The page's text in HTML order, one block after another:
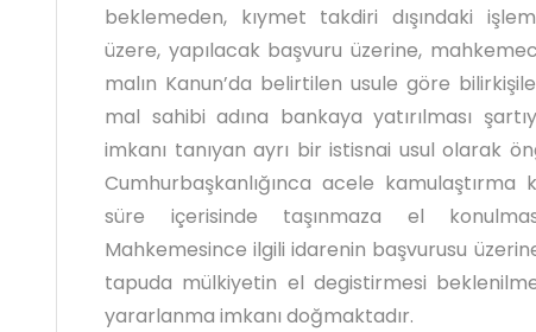
beklemeden, kıymet takdiri dışındaki
üzere, yapılacak başvuru üzerine,
malın Kanun’da belirtilen usule göre
mal sahibi adına bankaya yatırılması
imkanı tanıyan ayrı bir istisnai usul olarak
Cumhurbaşkanlığınca acele kamulaştırma
süre içerisinde taşınmaza el
Mahkemesince ilgili idarenin başvurusu
tapuda mülkiyetin el degistirmesi
yararlanma imkanı doğmaktadır.